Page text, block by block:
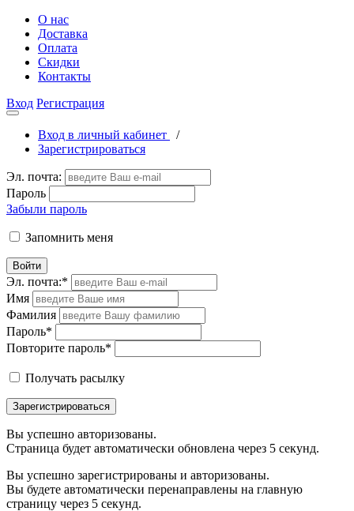
О нас
Доставка
Оплата
Скидки
Контакты
Вход Регистрация
Вход в личный кабинет
/
Зарегистрироваться
Эл. почта:
Пароль
Забыли пароль
Запомнить меня
Войти
Эл. почта:*
Имя
Фамилия
Пароль*
Повторите пароль*
Получать расылку
Зарегистрироваться
Вы успешно авторизованы.
Страница будет автоматически обновлена через 5 секунд.
Вы успешно зарегистрированы и авторизованы.
Вы будете автоматически перенаправлены на главную
страницу через 5 секунд.